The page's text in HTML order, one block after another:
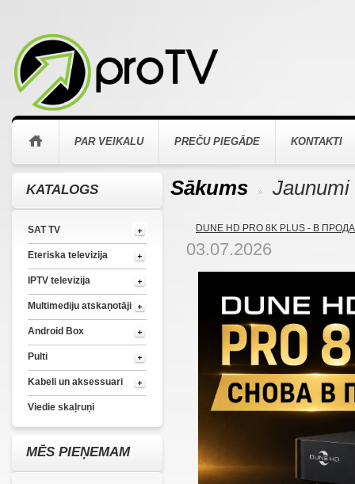
PAR VEIKALU PREČU PIEGĀDE KONTAKTI
KATALOGS
SAT TV
Eteriska televizija
IPTV televizija
Multimediju atskaņotāji
Android Box
Pulti
Kabeli un aksessuari
Viedie skaļruņi
MĒS PIEŅEMAM
Sākums Jaunumi
DUNE HD PRO 8K PLUS - В
03.07.2026